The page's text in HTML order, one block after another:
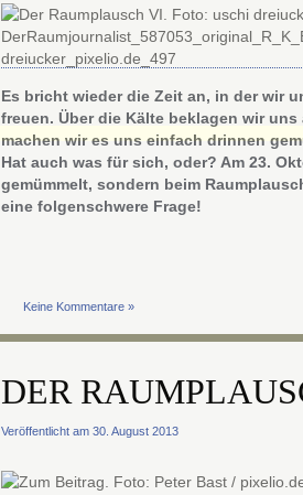
Es bricht wieder die Zeit an, in der wir
freuen. Über die Kälte beklagen wir
machen wir es uns einfach drinnen
Hat auch was für sich, oder? Am 23.
gemümmelt, sondern beim
eine folgenschwere Frage!
Keine Kommentare »
DER
Veröffentlicht am 30. August 2013